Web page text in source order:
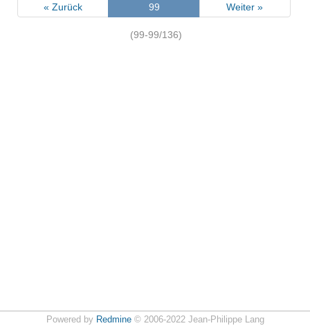
« Zurück 99 Weiter »
(99-99/136)
Powered by Redmine© 2006-2022 Jean-Philippe Lang